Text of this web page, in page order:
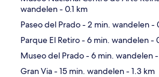
wandelen- 0.1 km
Paseo del Prado- 2 min. wandelen-
Parque El Retiro- 6 min. wandelen-
Museo del Prado- 6 min. wandelen
Gran Via- 15 min. wandelen- 1.3 km